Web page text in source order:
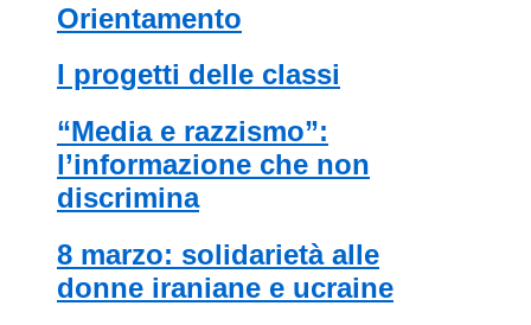
orientamento
i progetti delle classi
“media e razzismo”:
l’informazione che non
discrimina
8 marzo: solidarietà alle
donne iraniane e ucraine